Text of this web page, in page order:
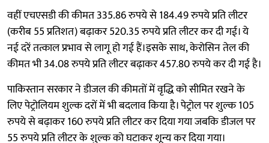
वहीं एचएसडी की कीमत 335.86 रुपये से 184.49 रुपये प्रति लीटर
(करीब 55 प्रतिशत) बढ़ाकर 520.35 रुपये प्रति लीटर कर दी गई। ये
नई दरें तत्काल प्रभाव से लागू हो गई हैं।इसके साथ, केरोसिन तेल की
कीमत भी 34.08 रुपये प्रति लीटर बढ़ाकर 457.80 रुपये कर दी गई है।
पाकिस्तान सरकार ने डीजल की कीमतों में वृद्धि को सीमित रखने के
लिए पेट्रोलियम शुल्क दरों में भी बदलाव किया है। पेट्रोल पर शुल्क 105
रुपये से बढ़ाकर 160 रुपये प्रति लीटर कर दिया गया जबकि डीजल पर
55 रुपये प्रति लीटर के शुल्क को घटाकर शून्य कर दिया गया।